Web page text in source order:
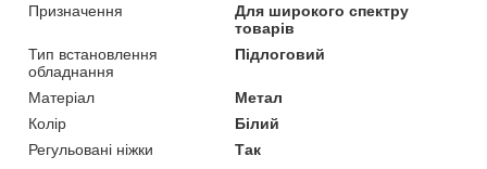
Призначення
Для широкого спектру
товарів
Тип встановлення
обладнання
Підлоговий
Матеріал
Метал
Колір
Білий
Регульовані ніжки
Так